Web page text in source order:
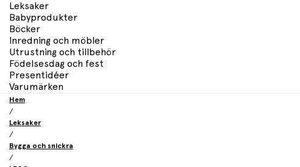
Leksaker
Babyprodukter
Böcker
Inredning och möbler
Utrustning och tillbehör
Födelsesdag och fest
Presentidéer
Varumärken
Hem
/
Leksaker
/
Bygga och snickra
/